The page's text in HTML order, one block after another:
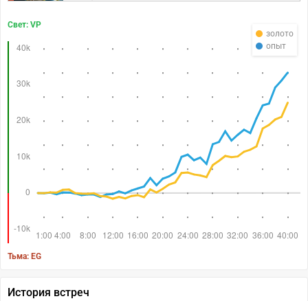
золото
опыт
Свет: VP
Тьма: EG
История встреч